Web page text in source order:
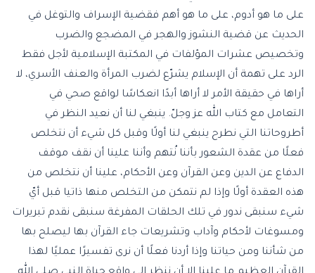
على ما هو أدوم، على ما هو أهم فقضية الإسراف والتوغل في
الحديث عن قضية النشوز والهجر في المضجع والضرب
وتخصيص عشرات المؤلفات في المكتبة الإسلامية لأجل فقط
الرد على تهمة أن الإسلام يشرّع لضرب المرأة والعنف الأسري، لا
أراها في حقيقة الأمر لا أراها أبدًا انعكاسًا لواقع صحي في
التعامل مع كتاب الله عز وجلّ. ينبغي لنا أن نعيد النظر في
أطروحاتنا التي نطرح ينبغي لنا أولًا وقبل كل شيء أن نتخلص
فعلًا من عقدة الشعور بأننا نُتهم وأننا علينا أن نقف موقف
الدفاع عن الدين وعن القرآن وعن الأحكام، علينا أن نتخلص من
هذه العقدة أولًا وإذا لم نتمكن من التخلص منها ذاتيا قبل أيّ
شيء سنبقى ندور في تلك الحلقات المفرغة سنبقى نقدم تبريرات
ومسوغات لأحكام وآداب وتشريعات جاء القرآن بها ليصلح بها
من شأننا ومن حياتنا وإذا أردنا فعلًا أن نرى تفسيرًا عمليًا لهذا